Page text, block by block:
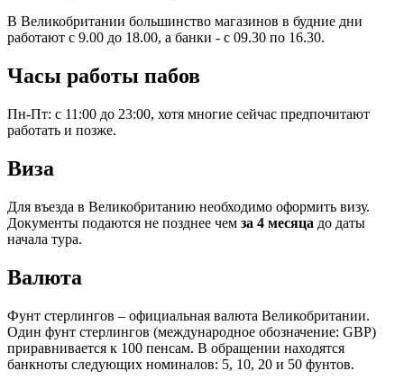
В Великобритании большинство магазинов в будние дни
работают с 9.00 до 18.00, а банки - с 09.30 по 16.30.
Часы работы пабов
Пн-Пт: с 11:00 до 23:00, хотя многие сейчас предпочитают
работать и позже.
Виза
Для въезда в Великобританию необходимо оформить визу.
Документы подаются не позднее чем за 4 месяца до даты
начала тура.
Валюта
Фунт стерлингов – официальная валюта Великобритании.
Один фунт стерлингов (международное обозначение: GBP)
приравнивается к 100 пенсам. В обращении находятся
банкноты следующих номиналов: 5, 10, 20 и 50 фунтов.